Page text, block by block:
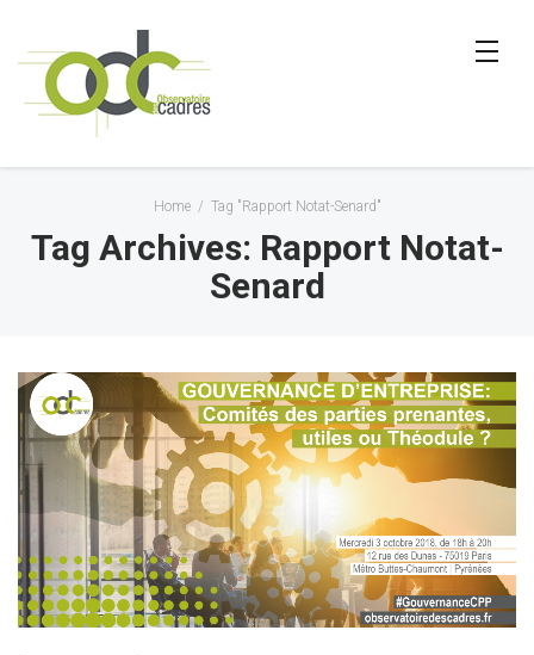
Home / Tag "Rapport Notat-Senard"
Tag Archives: Rapport Notat-
Senard